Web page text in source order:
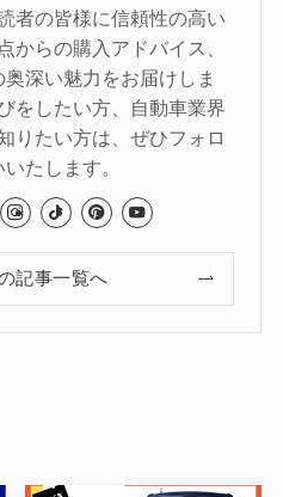
者の皆様に信頼性の高い
からの購入アドバイス、
深い魅力をお届けしま
をしたい方、自動車業界
りたい方は、ぜひフォロ
たします。
記事一覧へ